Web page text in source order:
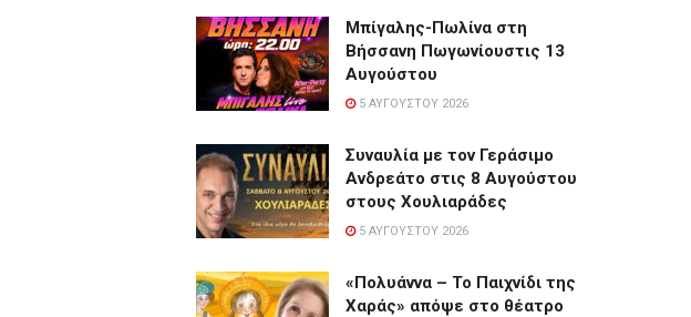
Μπίγαλης-Πωλίνα στη
Βήσσανη Πωγωνίουστις 13
Αυγούστου
5 ΑΥΓΟΎΣΤΟΥ 2026
Συναυλία με τον Γεράσιμο
Ανδρεάτο στις 8 Αυγούστου
στους Χουλιαράδες
5 ΑΥΓΟΎΣΤΟΥ 2026
«Πολυάννα – Το Παιχνίδι της
Χαράς» απόψε στο θέατρο